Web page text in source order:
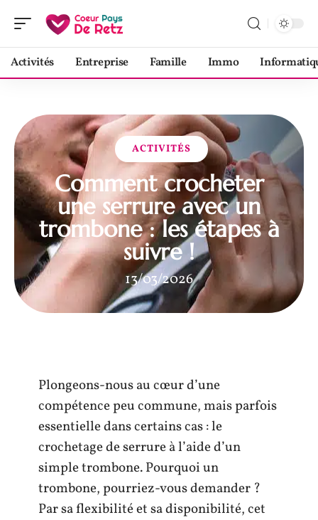
Activités Entreprise Famille Immo
ACTIVITÉS
Comment crocheter
une serrure avec un
trombone : les étapes à
suivre !
13/03/2026
Plongeons-nous au cœur d’une
compétence peu commune, mais parfois
essentielle dans certains cas : le
crochetage de serrure à l’aide d’un
simple trombone. Pourquoi un
trombone, pourriez-vous demander ?
Par sa flexibilité et sa disponibilité, cet